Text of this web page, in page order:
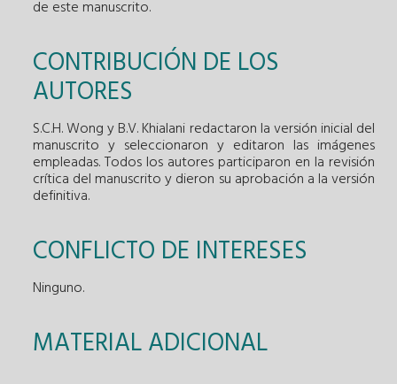
de este manuscrito.
CONTRIBUCIÓN DE LOS
AUTORES
S.C.H. Wong y B.V. Khialani redactaron la versión inicial del
manuscrito y seleccionaron y editaron las imágenes
empleadas. Todos los autores participaron en la revisión
crítica del manuscrito y dieron su aprobación a la versión
definitiva.
CONFLICTO DE INTERESES
Ninguno.
MATERIAL ADICIONAL